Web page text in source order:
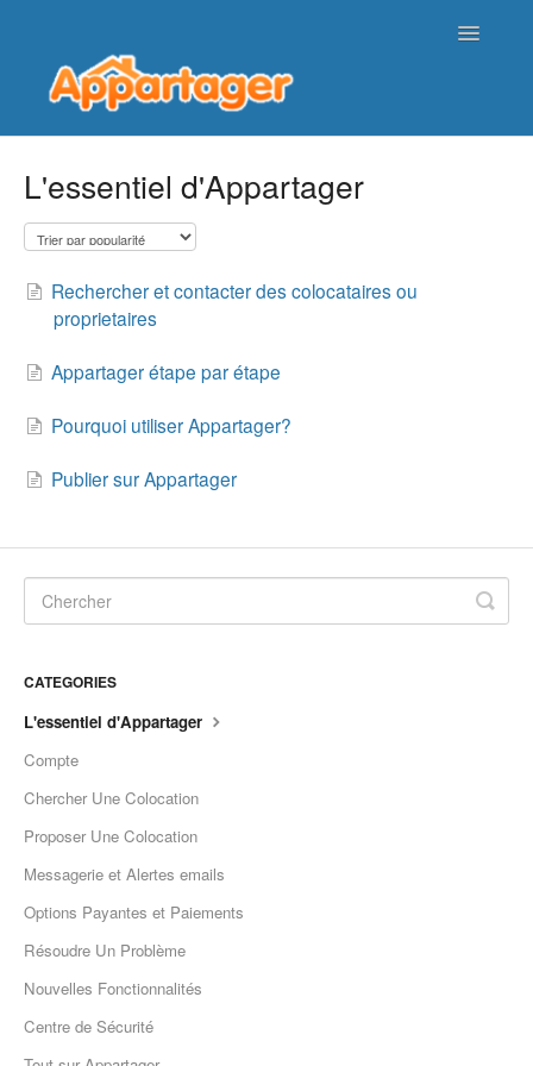
Toggle
L'essentiel d'Appartager
Rechercher et contacter des colocataires ou
proprietaires
Appartager étape par étape
Pourquoi utiliser Appartager?
Publier sur Appartager
CATEGORIES
L'essentiel d'Appartager
Compte
Chercher Une Colocation
Proposer Une Colocation
Messagerie et Alertes emails
Options Payantes et Paiements
Résoudre Un Problème
Nouvelles Fonctionnalités
Centre de Sécurité